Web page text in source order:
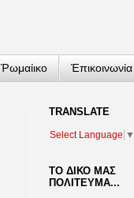
Ῥωμαίικο Ἐπικοινωνία
TRANSLATΕ
Select Language ▼
ΤΟ ΔΙΚΟ ΜΑΣ
ΠΟΛΙΤΕΥΜΑ...